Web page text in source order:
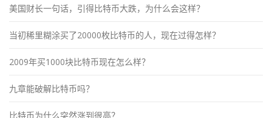
美国财长一句话，引得比特币大跌，为什么会这样？
当初稀里糊涂买了20000枚比特币的人，现在过得怎样？
2009年买1000块比特币现在怎么样？
九章能破解比特币吗？
比特币为什么突然涨到很高？